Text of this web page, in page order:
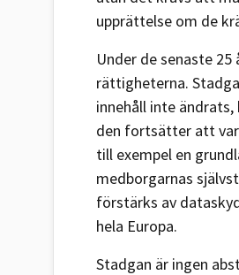
upprättelse om de
Under de senaste
rättigheterna.
innehåll inte
den fortsätter att
till exempel en
medborgarnas
förstärks av
hela Europa.
Stadgan är ingen